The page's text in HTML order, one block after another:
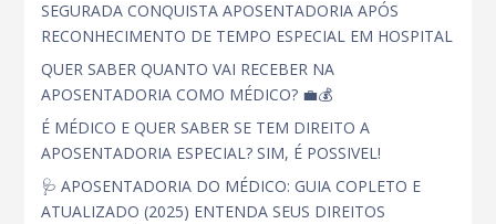
SEGURADA CONQUISTA APOSENTADORIA APÓS
RECONHECIMENTO DE TEMPO ESPECIAL EM HOSPITAL
QUER SABER QUANTO VAI RECEBER NA
APOSENTADORIA COMO MÉDICO? 💼💰
É MÉDICO E QUER SABER SE TEM DIREITO A
APOSENTADORIA ESPECIAL? SIM, É POSSIVEL!
🩺 APOSENTADORIA DO MÉDICO: GUIA COPLETO E
ATUALIZADO (2025) ENTENDA SEUS DIREITOS